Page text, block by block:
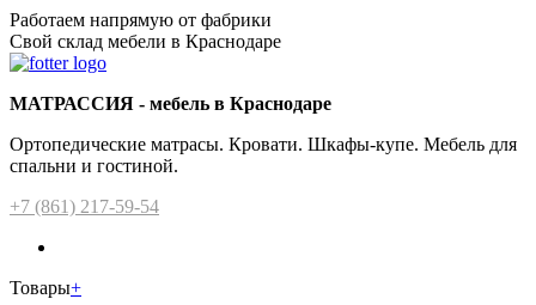
Работаем напрямую от фабрики
Свой склад мебели в Краснодаре
МАТРАССИЯ - мебель в Краснодаре
Ортопедические матрасы. Кровати. Шкафы-купе. Мебель для
спальни и гостиной.
+7 (861) 217-59-54
Товары+